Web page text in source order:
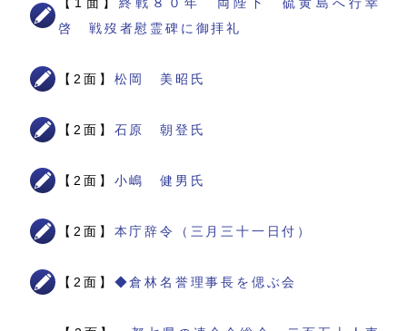
啓 戦歿者慰霊碑に御拝礼
【2面】 松岡 美昭氏
【2面】 石原 朝登氏
【2面】 小嶋 健男氏
【2面】 本庁辞令（三月三十一日付）
【2面】 ◆倉林名誉理事長を偲ぶ会